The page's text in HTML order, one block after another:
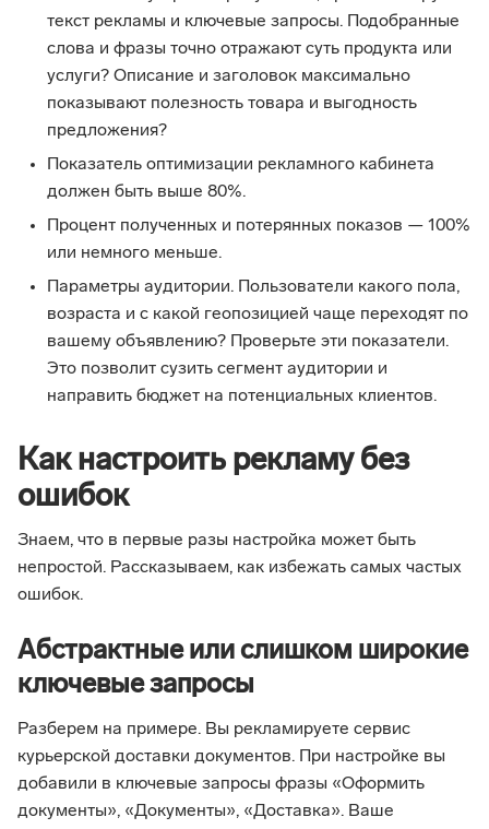
текст рекламы и ключевые запросы. Подобранные
слова и фразы точно отражают суть продукта или
услуги? Описание и заголовок максимально
показывают полезность товара и выгодность
предложения?
Показатель оптимизации рекламного кабинета
должен быть выше 80%.
Процент полученных и потерянных показов — 100%
или немного меньше.
Параметры аудитории. Пользователи какого пола,
возраста и с какой геопозицией чаще переходят по
вашему объявлению? Проверьте эти показатели.
Это позволит сузить сегмент аудитории и
направить бюджет на потенциальных клиентов.
Как настроить рекламу без
ошибок
Знаем, что в первые разы настройка может быть
непростой. Рассказываем, как избежать самых частых
ошибок.
Абстрактные или слишком широкие
ключевые запросы
Разберем на примере. Вы рекламируете сервис
курьерской доставки документов. При настройке вы
добавили в ключевые запросы фразы «Оформить
документы», «Документы», «Доставка». Ваше